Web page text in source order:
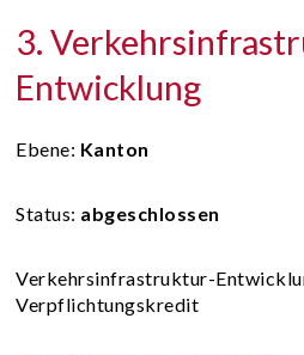
3.
Entwicklung
Ebene: Kanton
Status: abgeschlossen
Verkehrsinfrastruktur-
Verpflichtungskredit